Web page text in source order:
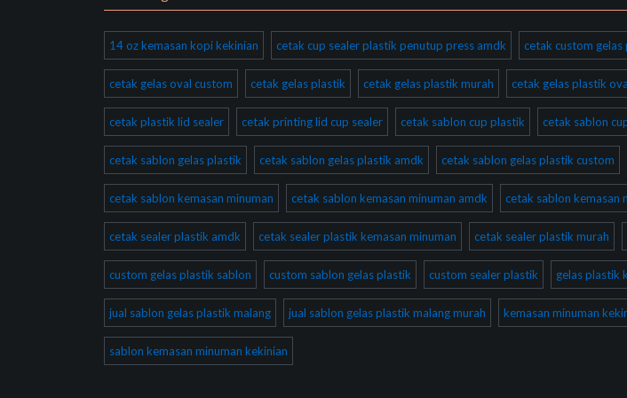
14 oz kemasan kopi kekinian cetak cup sealer plastik penutup press amdk cetak custom gelas
cetak gelas oval custom cetak gelas plastik cetak gelas plastik murah cetak gelas plastik
cetak plastik lid sealer cetak printing lid cup sealer cetak sablon cup plastik cetak sablon
cetak sablon gelas plastik cetak sablon gelas plastik amdk cetak sablon gelas plastik custom
cetak sablon kemasan minuman cetak sablon kemasan minuman amdk cetak sablon kemasan
cetak sealer plastik amdk cetak sealer plastik kemasan minuman cetak sealer plastik murah
custom gelas plastik sablon custom sablon gelas plastik custom sealer plastik gelas plastik
jual sablon gelas plastik malang jual sablon gelas plastik malang murah kemasan minuman
sablon kemasan minuman kekinian